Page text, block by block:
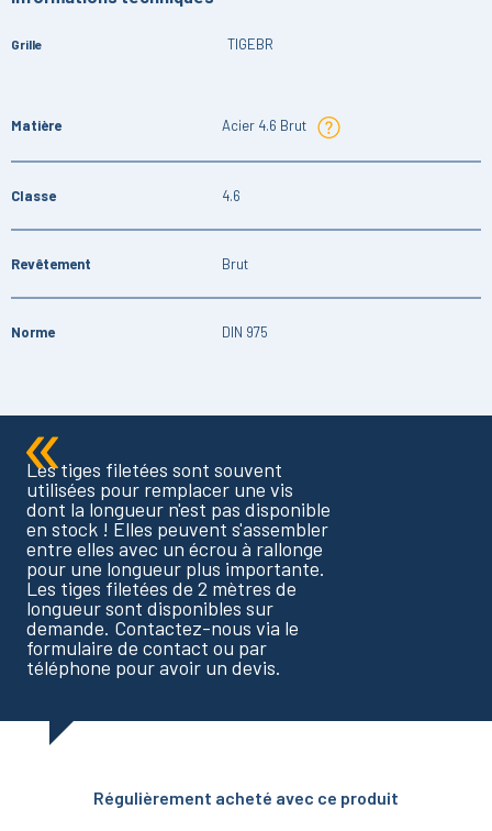
Grille TIGEBR
Matière Acier 4.6 Brut
Classe 4.6
Revêtement Brut
Norme DIN 975
Les tiges filetées sont souvent
utilisées pour remplacer une vis
dont la longueur n'est pas disponible
en stock ! Elles peuvent s'assembler
entre elles avec un écrou à rallonge
pour une longueur plus importante.
Les tiges filetées de 2 mètres de
longueur sont disponibles sur
demande. Contactez-nous via le
formulaire de contact ou par
téléphone pour avoir un devis.
Régulièrement acheté avec ce produit